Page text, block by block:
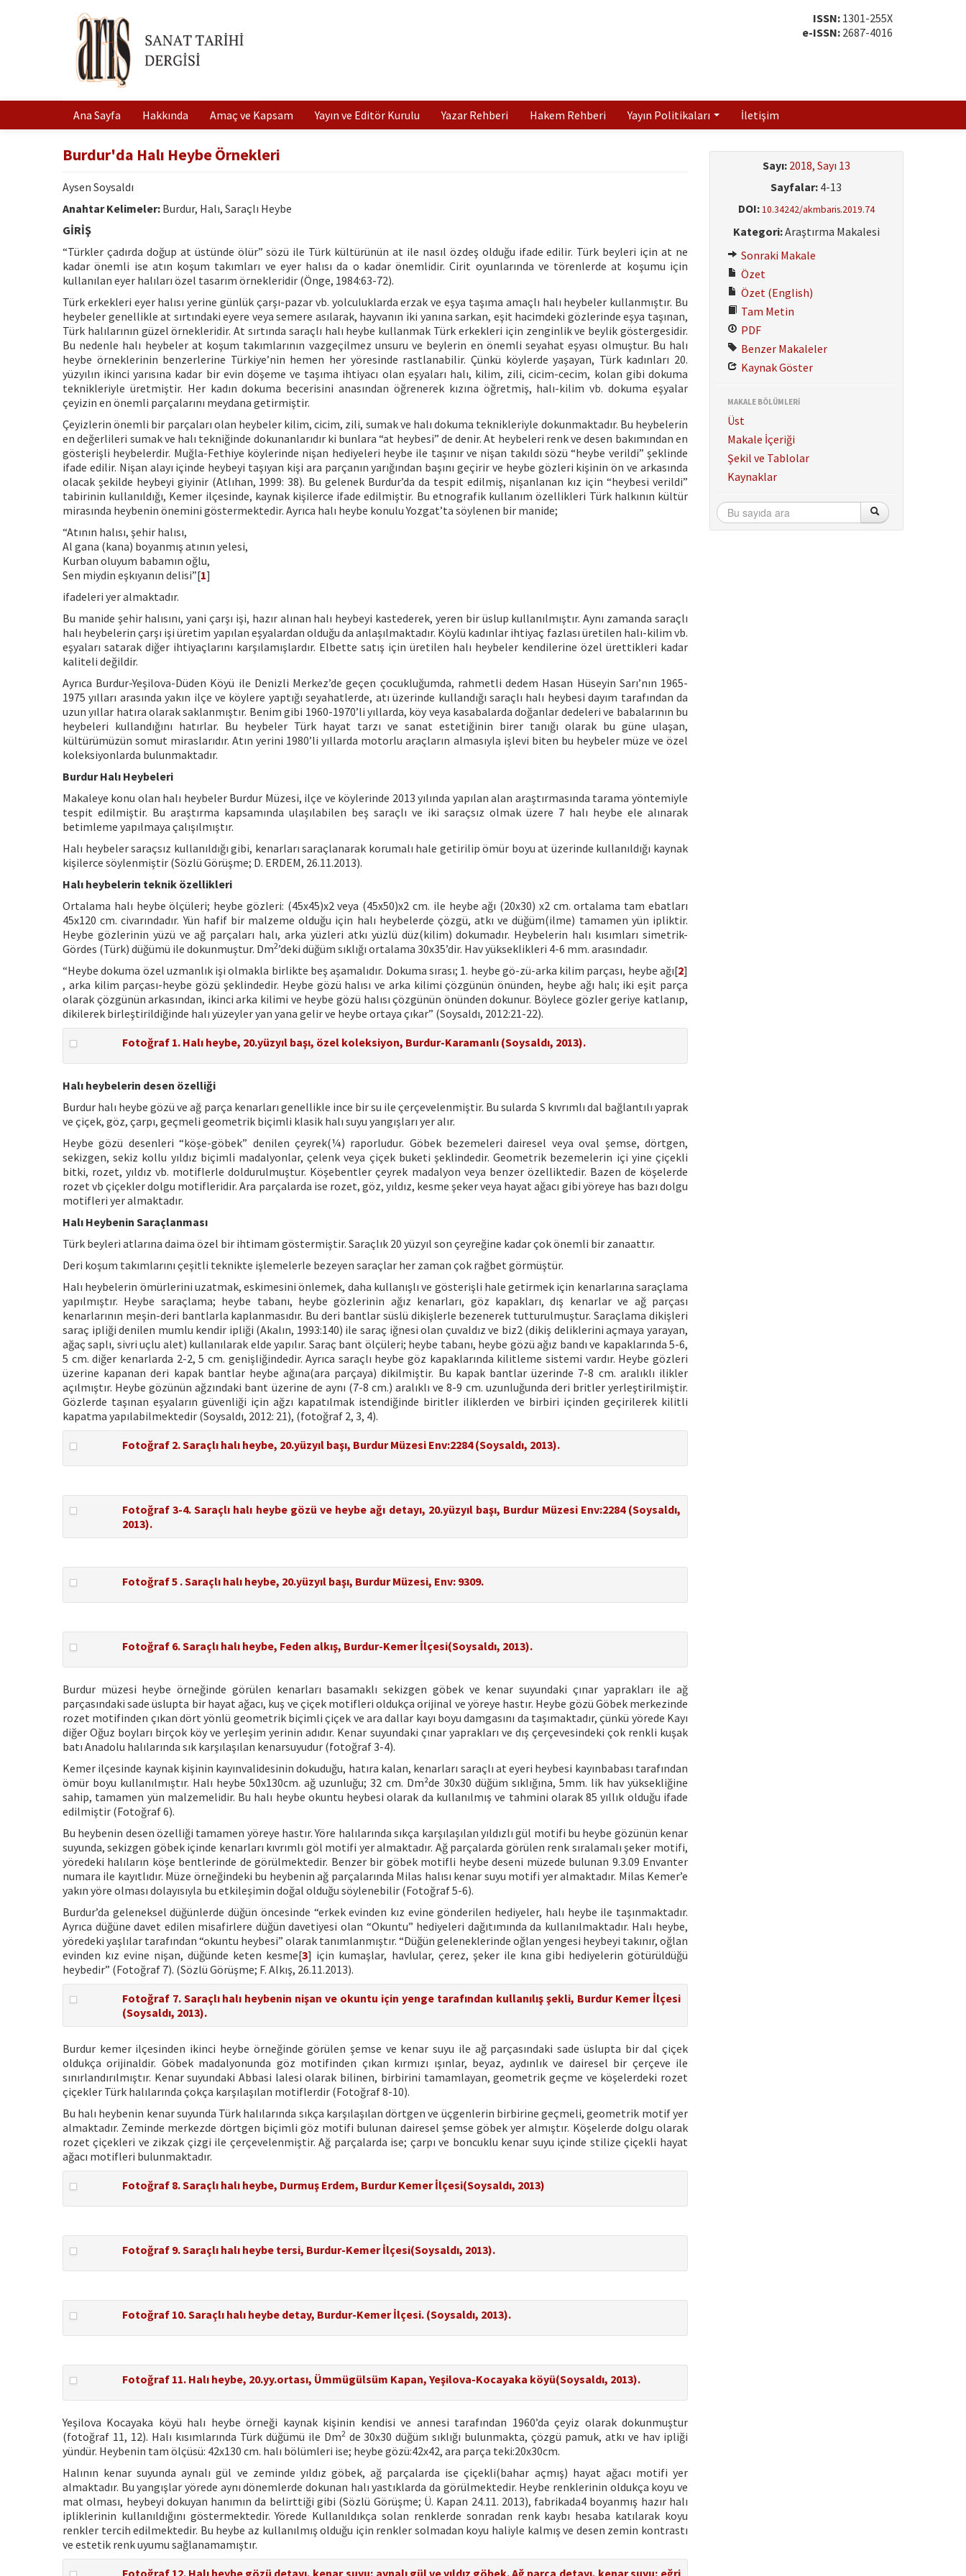
ISSN:1301-255X
e-ISSN:2687-4016
Ana Sayfa Hakkında Amaç ve Kapsam Yayın ve Editör Kurulu Yazar Rehberi Hakem Rehberi Yayın Politikaları İletişim
Burdur'da Halı Heybe Örnekleri
Aysen Soysaldı
Anahtar Kelimeler: Burdur, Halı, Saraçlı Heybe
GİRİŞ
“Türkler çadırda doğup at üstünde ölür” sözü ile Türk kültürünün at ile nasıl özdeş olduğu ifade edilir. Türk beyleri için at ne
kadar önemli ise atın koşum takımları ve eyer halısı da o kadar önemlidir. Cirit oyunlarında ve törenlerde at koşumu için
kullanılan eyer halıları özel tasarım örnekleridir (Önge, 1984:63-72).
Türk erkekleri eyer halısı yerine günlük çarşı-pazar vb. yolculuklarda erzak ve eşya taşıma amaçlı halı heybeler kullanmıştır. Bu
heybeler genellikle at sırtındaki eyere veya semere asılarak, hayvanın iki yanına sarkan, eşit hacimdeki gözlerinde eşya taşınan,
Türk halılarının güzel örnekleridir. At sırtında saraçlı halı heybe kullanmak Türk erkekleri için zenginlik ve beylik göstergesidir.
Bu nedenle halı heybeler at koşum takımlarının vazgeçilmez unsuru ve beylerin en önemli seyahat eşyası olmuştur. Bu halı
heybe örneklerinin benzerlerine Türkiye’nin hemen her yöresinde rastlanabilir. Çünkü köylerde yaşayan, Türk kadınları 20.
yüzyılın ikinci yarısına kadar bir evin döşeme ve taşıma ihtiyacı olan eşyaları halı, kilim, zili, cicim-cecim, kolan gibi dokuma
teknikleriyle üretmiştir. Her kadın dokuma becerisini anasından öğrenerek kızına öğretmiş, halı-kilim vb. dokuma eşyalar
çeyizin en önemli parçalarını meydana getirmiştir.
Çeyizlerin önemli bir parçaları olan heybeler kilim, cicim, zili, sumak ve halı dokuma teknikleriyle dokunmaktadır. Bu heybelerin
en değerlileri sumak ve halı tekniğinde dokunanlarıdır ki bunlara “at heybesi” de denir. At heybeleri renk ve desen bakımından en
gösterişli heybelerdir. Muğla-Fethiye köylerinde nişan hediyeleri heybe ile taşınır ve nişan takıldı sözü “heybe verildi” şeklinde
ifade edilir. Nişan alayı içinde heybeyi taşıyan kişi ara parçanın yarığından başını geçirir ve heybe gözleri kişinin ön ve arkasında
olacak şekilde heybeyi giyinir (Atlıhan, 1999: 38). Bu gelenek Burdur’da da tespit edilmiş, nişanlanan kız için “heybesi verildi”
tabirinin kullanıldığı, Kemer ilçesinde, kaynak kişilerce ifade edilmiştir. Bu etnografik kullanım özellikleri Türk halkının kültür
mirasında heybenin önemini göstermektedir. Ayrıca halı heybe konulu Yozgat’ta söylenen bir manide;
“Atının halısı, şehir halısı,
Al gana (kana) boyanmış atının yelesi,
Kurban oluyum babamın oğlu,
Sen miydin eşkıyanın delisi”[1]
ifadeleri yer almaktadır.
Bu manide şehir halısını, yani çarşı işi, hazır alınan halı heybeyi kastederek, yeren bir üslup kullanılmıştır. Aynı zamanda saraçlı
halı heybelerin çarşı işi üretim yapılan eşyalardan olduğu da anlaşılmaktadır. Köylü kadınlar ihtiyaç fazlası üretilen halı-kilim vb.
eşyaları satarak diğer ihtiyaçlarını karşılamışlardır. Elbette satış için üretilen halı heybeler kendilerine özel ürettikleri kadar
kaliteli değildir.
Ayrıca Burdur-Yeşilova-Düden Köyü ile Denizli Merkez’de geçen çocukluğumda, rahmetli dedem Hasan Hüseyin Sarı’nın 1965-
1975 yılları arasında yakın ilçe ve köylere yaptığı seyahatlerde, atı üzerinde kullandığı saraçlı halı heybesi dayım tarafından da
uzun yıllar hatıra olarak saklanmıştır. Benim gibi 1960-1970’li yıllarda, köy veya kasabalarda doğanlar dedeleri ve babalarının bu
heybeleri kullandığını hatırlar. Bu heybeler Türk hayat tarzı ve sanat estetiğinin birer tanığı olarak bu güne ulaşan,
kültürümüzün somut miraslarıdır. Atın yerini 1980’li yıllarda motorlu araçların almasıyla işlevi biten bu heybeler müze ve özel
koleksiyonlarda bulunmaktadır.
Burdur Halı Heybeleri
Makaleye konu olan halı heybeler Burdur Müzesi, ilçe ve köylerinde 2013 yılında yapılan alan araştırmasında tarama yöntemiyle
tespit edilmiştir. Bu araştırma kapsamında ulaşılabilen beş saraçlı ve iki saraçsız olmak üzere 7 halı heybe ele alınarak
betimleme yapılmaya çalışılmıştır.
Halı heybeler saraçsız kullanıldığı gibi, kenarları saraçlanarak korumalı hale getirilip ömür boyu at üzerinde kullanıldığı kaynak
kişilerce söylenmiştir (Sözlü Görüşme; D. ERDEM, 26.11.2013).
Halı heybelerin teknik özellikleri
Ortalama halı heybe ölçüleri; heybe gözleri: (45x45)x2 veya (45x50)x2 cm. ile heybe ağı (20x30) x2 cm. ortalama tam ebatları
45x120 cm. civarındadır. Yün hafif bir malzeme olduğu için halı heybelerde çözgü, atkı ve düğüm(ilme) tamamen yün ipliktir.
Heybe gözlerinin yüzü ve ağ parçaları halı, arka yüzleri atkı yüzlü düz(kilim) dokumadır. Heybelerin halı kısımları simetrik-
Gördes (Türk) düğümü ile dokunmuştur. Dm2’deki düğüm sıklığı ortalama 30x35’dir. Hav yükseklikleri 4-6 mm. arasındadır.
“Heybe dokuma özel uzmanlık işi olmakla birlikte beş aşamalıdır. Dokuma sırası; 1. heybe gö-zü-arka kilim parçası, heybe ağı[2]
, arka kilim parçası-heybe gözü şeklindedir. Heybe gözü halısı ve arka kilimi çözgünün önünden, heybe ağı halı; iki eşit parça
olarak çözgünün arkasından, ikinci arka kilimi ve heybe gözü halısı çözgünün önünden dokunur. Böylece gözler geriye katlanıp,
dikilerek birleştirildiğinde halı yüzeyler yan yana gelir ve heybe ortaya çıkar” (Soysaldı, 2012:21-22).
Fotoğraf 1. Halı heybe, 20.yüzyıl başı, özel koleksiyon, Burdur-Karamanlı (Soysaldı, 2013).
Halı heybelerin desen özelliği
Burdur halı heybe gözü ve ağ parça kenarları genellikle ince bir su ile çerçevelenmiştir. Bu sularda S kıvrımlı dal bağlantılı yaprak
ve çiçek, göz, çarpı, geçmeli geometrik biçimli klasik halı suyu yangışları yer alır.
Heybe gözü desenleri “köşe-göbek” denilen çeyrek(¼) raporludur. Göbek bezemeleri dairesel veya oval şemse, dörtgen,
sekizgen, sekiz kollu yıldız biçimli madalyonlar, çelenk veya çiçek buketi şeklindedir. Geometrik bezemelerin içi yine çiçekli
bitki, rozet, yıldız vb. motiflerle doldurulmuştur. Köşebentler çeyrek madalyon veya benzer özelliktedir. Bazen de köşelerde
rozet vb çiçekler dolgu motifleridir. Ara parçalarda ise rozet, göz, yıldız, kesme şeker veya hayat ağacı gibi yöreye has bazı dolgu
motifleri yer almaktadır.
Halı Heybenin Saraçlanması
Türk beyleri atlarına daima özel bir ihtimam göstermiştir. Saraçlık 20 yüzyıl son çeyreğine kadar çok önemli bir zanaattır.
Deri koşum takımlarını çeşitli teknikte işlemelerle bezeyen saraçlar her zaman çok rağbet görmüştür.
Halı heybelerin ömürlerini uzatmak, eskimesini önlemek, daha kullanışlı ve gösterişli hale getirmek için kenarlarına saraçlama
yapılmıştır. Heybe saraçlama; heybe tabanı, heybe gözlerinin ağız kenarları, göz kapakları, dış kenarlar ve ağ parçası
kenarlarının meşin-deri bantlarla kaplanmasıdır. Bu deri bantlar süslü dikişlerle bezenerek tutturulmuştur. Saraçlama dikişleri
saraç ipliği denilen mumlu kendir ipliği (Akalın, 1993:140) ile saraç iğnesi olan çuvaldız ve biz2 (dikiş deliklerini açmaya yarayan,
ağaç saplı, sivri uçlu alet) kullanılarak elde yapılır. Saraç bant ölçüleri; heybe tabanı, heybe gözü ağız bandı ve kapaklarında 5-6,
5 cm. diğer kenarlarda 2-2, 5 cm. genişliğindedir. Ayrıca saraçlı heybe göz kapaklarında kilitleme sistemi vardır. Heybe gözleri
üzerine kapanan deri kapak bantlar heybe ağına(ara parçaya) dikilmiştir. Bu kapak bantlar üzerinde 7-8 cm. aralıklı ilikler
açılmıştır. Heybe gözünün ağzındaki bant üzerine de aynı (7-8 cm.) aralıklı ve 8-9 cm. uzunluğunda deri britler yerleştirilmiştir.
Gözlerde taşınan eşyaların güvenliği için ağzı kapatılmak istendiğinde biritler iliklerden ve birbiri içinden geçirilerek kilitli
kapatma yapılabilmektedir (Soysaldı, 2012: 21), (fotoğraf 2, 3, 4).
Fotoğraf 2. Saraçlı halı heybe, 20.yüzyıl başı, Burdur Müzesi Env:2284 (Soysaldı, 2013).
Fotoğraf 3-4. Saraçlı halı heybe gözü ve heybe ağı detayı, 20.yüzyıl başı, Burdur Müzesi Env:2284 (Soysaldı,
2013).
Fotoğraf 5 . Saraçlı halı heybe, 20.yüzyıl başı, Burdur Müzesi, Env: 9309.
Fotoğraf 6. Saraçlı halı heybe, Feden alkış, Burdur-Kemer İlçesi(Soysaldı, 2013).
Burdur müzesi heybe örneğinde görülen kenarları basamaklı sekizgen göbek ve kenar suyundaki çınar yaprakları ile ağ
parçasındaki sade üslupta bir hayat ağacı, kuş ve çiçek motifleri oldukça orijinal ve yöreye hastır. Heybe gözü Göbek merkezinde
rozet motifinden çıkan dört yönlü geometrik biçimli çiçek ve ara dallar kayı boyu damgasını da taşımaktadır, çünkü yörede Kayı
diğer Oğuz boyları birçok köy ve yerleşim yerinin adıdır. Kenar suyundaki çınar yaprakları ve dış çerçevesindeki çok renkli kuşak
batı Anadolu halılarında sık karşılaşılan kenarsuyudur (fotoğraf 3-4).
Kemer ilçesinde kaynak kişinin kayınvalidesinin dokuduğu, hatıra kalan, kenarları saraçlı at eyeri heybesi kayınbabası tarafından
ömür boyu kullanılmıştır. Halı heybe 50x130cm. ağ uzunluğu; 32 cm. Dm²de 30x30 düğüm sıklığına, 5mm. lik hav yüksekliğine
sahip, tamamen yün malzemelidir. Bu halı heybe okuntu heybesi olarak da kullanılmış ve tahmini olarak 85 yıllık olduğu ifade
edilmiştir (Fotoğraf 6).
Bu heybenin desen özelliği tamamen yöreye hastır. Yöre halılarında sıkça karşılaşılan yıldızlı gül motifi bu heybe gözünün kenar
suyunda, sekizgen göbek içinde kenarları kıvrımlı göl motifi yer almaktadır. Ağ parçalarda görülen renk sıralamalı şeker motifi,
yöredeki halıların köşe bentlerinde de görülmektedir. Benzer bir göbek motifli heybe deseni müzede bulunan 9.3.09 Envanter
numara ile kayıtlıdır. Müze örneğindeki bu heybenin ağ parçalarında Milas halısı kenar suyu motifi yer almaktadır. Milas Kemer’e
yakın yöre olması dolayısıyla bu etkileşimin doğal olduğu söylenebilir (Fotoğraf 5-6).
Burdur’da geleneksel düğünlerde düğün öncesinde “erkek evinden kız evine gönderilen hediyeler, halı heybe ile taşınmaktadır.
Ayrıca düğüne davet edilen misafirlere düğün davetiyesi olan “Okuntu” hediyeleri dağıtımında da kullanılmaktadır. Halı heybe,
yöredeki yaşlılar tarafından “okuntu heybesi” olarak tanımlanmıştır. “Düğün geleneklerinde oğlan yengesi heybeyi takınır, oğlan
evinden kız evine nişan, düğünde keten kesme[3] için kumaşlar, havlular, çerez, şeker ile kına gibi hediyelerin götürüldüğü
heybedir” (Fotoğraf 7). (Sözlü Görüşme; F. Alkış, 26.11.2013).
Fotoğraf 7. Saraçlı halı heybenin nişan ve okuntu için yenge tarafından kullanılış şekli, Burdur Kemer İlçesi
(Soysaldı, 2013).
Burdur kemer ilçesinden ikinci heybe örneğinde görülen şemse ve kenar suyu ile ağ parçasındaki sade üslupta bir dal çiçek
oldukça orijinaldir. Göbek madalyonunda göz motifinden çıkan kırmızı ışınlar, beyaz, aydınlık ve dairesel bir çerçeve ile
sınırlandırılmıştır. Kenar suyundaki Abbasi lalesi olarak bilinen, birbirini tamamlayan, geometrik geçme ve köşelerdeki rozet
çiçekler Türk halılarında çokça karşılaşılan motiflerdir (Fotoğraf 8-10).
Bu halı heybenin kenar suyunda Türk halılarında sıkça karşılaşılan dörtgen ve üçgenlerin birbirine geçmeli, geometrik motif yer
almaktadır. Zeminde merkezde dörtgen biçimli göz motifi bulunan dairesel şemse göbek yer almıştır. Köşelerde dolgu olarak
rozet çiçekleri ve zikzak çizgi ile çerçevelenmiştir. Ağ parçalarda ise; çarpı ve boncuklu kenar suyu içinde stilize çiçekli hayat
ağacı motifleri bulunmaktadır.
Fotoğraf 8. Saraçlı halı heybe, Durmuş Erdem, Burdur Kemer İlçesi(Soysaldı, 2013)
Fotoğraf 9. Saraçlı halı heybe tersi, Burdur-Kemer İlçesi(Soysaldı, 2013).
Fotoğraf 10. Saraçlı halı heybe detay, Burdur-Kemer İlçesi. (Soysaldı, 2013).
Fotoğraf 11. Halı heybe, 20.yy.ortası, Ümmügülsüm Kapan, Yeşilova-Kocayaka köyü(Soysaldı, 2013).
Yeşilova Kocayaka köyü halı heybe örneği kaynak kişinin kendisi ve annesi tarafından 1960’da çeyiz olarak dokunmuştur
(fotoğraf 11, 12). Halı kısımlarında Türk düğümü ile Dm2de 30x30 düğüm sıklığı bulunmakta, çözgü pamuk, atkı ve hav ipliği
yündür. Heybenin tam ölçüsü: 42x130 cm. halı bölümleri ise; heybe gözü:42x42, ara parça teki:20x30cm.
Halının kenar suyunda aynalı gül ve zeminde yıldız göbek, ağ parçalarda ise çiçekli(bahar açmış) hayat ağacı motifi yer
almaktadır. Bu yangışlar yörede aynı dönemlerde dokunan halı yastıklarda da görülmektedir. Heybe renklerinin oldukça koyu ve
mat olması, heybeyi dokuyan hanımın da belirttiği gibi (Sözlü Görüşme; Ü. Kapan 24.11. 2013), fabrikada4 boyanmış hazır halı
ipliklerinin kullanıldığını göstermektedir. Yörede Kullanıldıkça solan renklerde sonradan renk kaybı hesaba katılarak koyu
renkler tercih edilmektedir. Bu heybe az kullanılmış olduğu için renkler solmadan koyu haliyle kalmış ve desen zemin kontrastı
ve estetik renk uyumu sağlanamamıştır.
Fotoğraf 12. Halı heybe gözü detayı, kenar suyu; aynalı gül ve yıldız göbek. Ağ parça detayı, kenar suyu; eğri
Sayı: 2018, Sayı 13
Sayfalar: 4-13
DOI:10.34242/akmbaris.2019.74
Kategori:Araştırma Makalesi
Sonraki Makale
Özet
Özet (English)
Tam Metin
PDF
Benzer Makaleler
Kaynak Göster
MAKALE BÖLÜMLERİ
Üst
Makale İçeriği
Şekil ve Tablolar
Kaynaklar